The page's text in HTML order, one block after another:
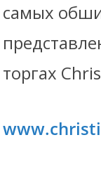
самых
торгах